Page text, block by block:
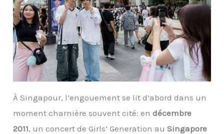
À Singapour, l’engouement se lit d’abord dans un
moment charnière souvent cité: endécembre
2011, un concert de Girls’ Generation auSingapore